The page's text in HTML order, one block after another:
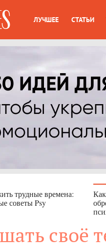
ЛУЧШЕЕ СТАТЬИ
трудные времена:
советы Psy
своё